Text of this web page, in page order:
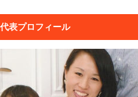
代表プロフィール